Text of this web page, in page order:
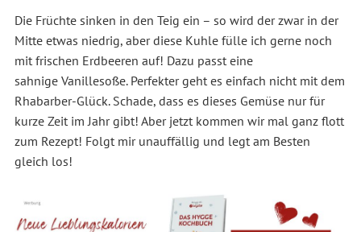
Die Früchte sinken in den Teig ein – so wird der zwar in der
Mitte etwas niedrig, aber diese Kuhle fülle ich gerne noch
mit frischen Erdbeeren auf! Dazu passt eine
sahnige Vanillesoße. Perfekter geht es einfach nicht mit dem
Rhabarber-Glück. Schade, dass es dieses Gemüse nur für
kurze Zeit im Jahr gibt! Aber jetzt kommen wir mal ganz flott
zum Rezept! Folgt mir unauffällig und legt am Besten
gleich los!